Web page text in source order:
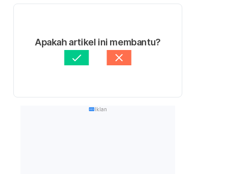
Apakah artikel ini membantu?
Iklan